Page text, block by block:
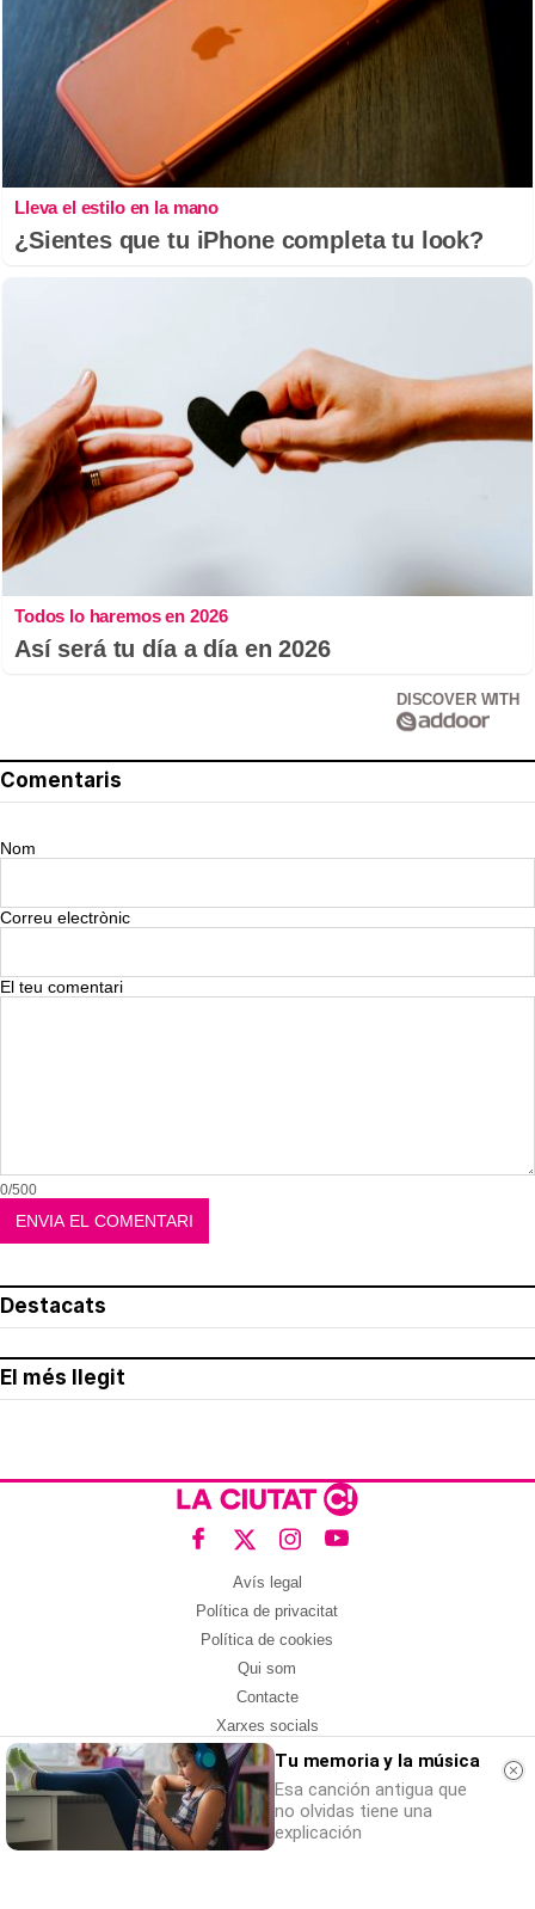
Lleva el estilo en la mano
¿Sientes que tu iPhone completa tu look?
Todos lo haremos en 2026
Así será tu día a día en 2026
DISCOVER WITH
Comentaris
Nom
Correu electrònic
El teu comentari
0/500
Destacats
El més llegit
Avís legal
Política de privacitat
Política de cookies
Qui som
Contacte
Xarxes socials
Amb col·laboració de:Tu memoria y la música
Esa canción antigua que
no olvidas tiene una
explicación